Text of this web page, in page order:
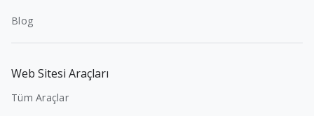
Blog
Web Sitesi Araçları
Tüm Araçlar